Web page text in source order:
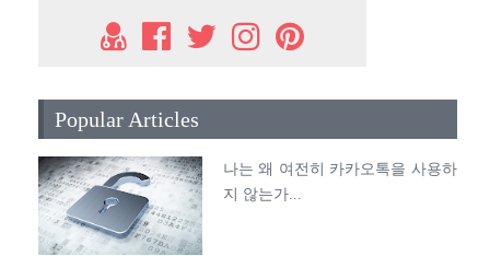
Popular Articles
나는 왜 여전히 카카오톡을 사용하
지 않는가...